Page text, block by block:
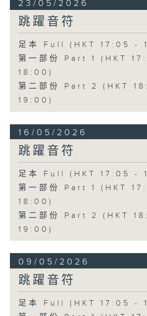
23/05/2026
跳躍音符
足本 Full (HKT 17:05 -
第一部份 Part 1 (HKT
18:00)
第二部份 Part 2 (HKT
19:00)
16/05/2026
跳躍音符
足本 Full (HKT 17:05 -
第一部份 Part 1 (HKT
18:00)
第二部份 Part 2 (HKT
19:00)
09/05/2026
跳躍音符
足本 Full (HKT 17:05 -